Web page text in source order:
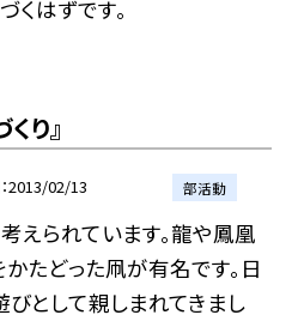
くはずです。
り』
2013/02/13 部活動
られています。龍や鳳凰
たどった凧が有名です。日
として親しまれてきまし